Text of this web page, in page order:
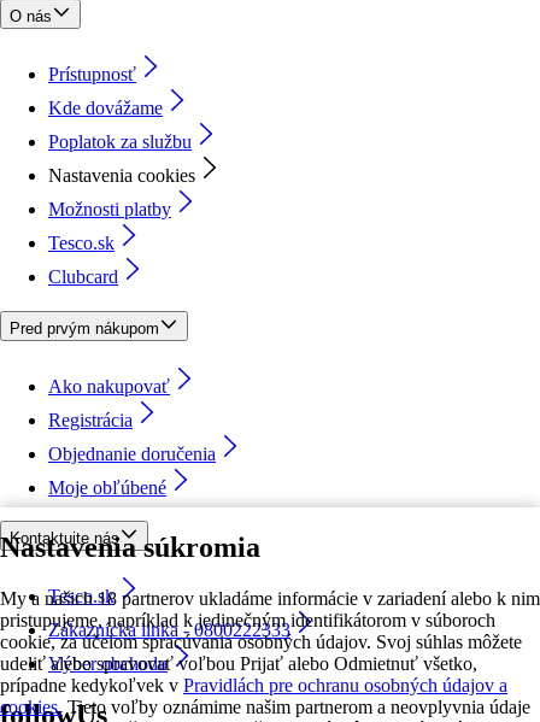
Nastavenia súkromia
My a našich 18 partnerov ukladáme informácie v zariadení alebo k nim
pristupujeme, napríklad k jedinečným identifikátorom v súboroch
cookie, za účelom spracúvania osobných údajov. Svoj súhlas môžete
udeliť alebo spravovať voľbou Prijať alebo Odmietnuť všetko,
prípadne kedykoľvek v Pravidlách pre ochranu osobných údajov a
cookies. Tieto voľby oznámime našim partnerom a neovplyvnia údaje
O nás
Prístupnosť
Kde dovážame
Poplatok za službu
Nastavenia cookies
Možnosti platby
Tesco.sk
Clubcard
Pred prvým nákupom
Ako nakupovať
Registrácia
Objednanie doručenia
Moje obľúbené
Kontaktujte nás
Tesco.sk
Zákaznícka linka - 0800222333
Výber obchodu
followUs